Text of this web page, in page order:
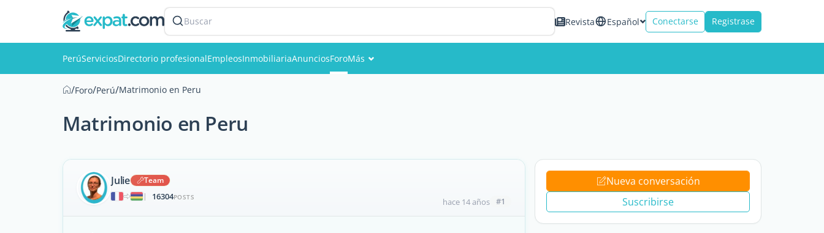
Buscar Revista Español Conectarse Registrase
PerúServiciosDirectorio profesionalEmpleosInmobiliariaAnunciosForoMás
/Foro/Perú/Matrimonio en Peru
Matrimonio en Peru
Julie
Team
|
16304POSTS hace 14 años #1
Nueva conversación
Suscribirse